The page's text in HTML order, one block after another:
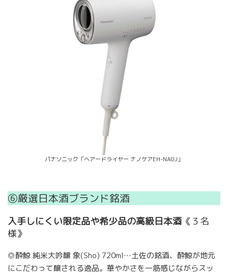
パナソニック「ヘアードライヤー ナノケアEH-NA0J」
⑥厳選日本酒ブランド銘酒
入手しにくい限定品や希少品の高級日本酒 《３名
様》
◎酔鯨 純米大吟醸 象(Sho) 720ml…土佐の銘酒、酔鯨が地元
にこだわって醸される逸品。華やかさを一筋感じながらスッ